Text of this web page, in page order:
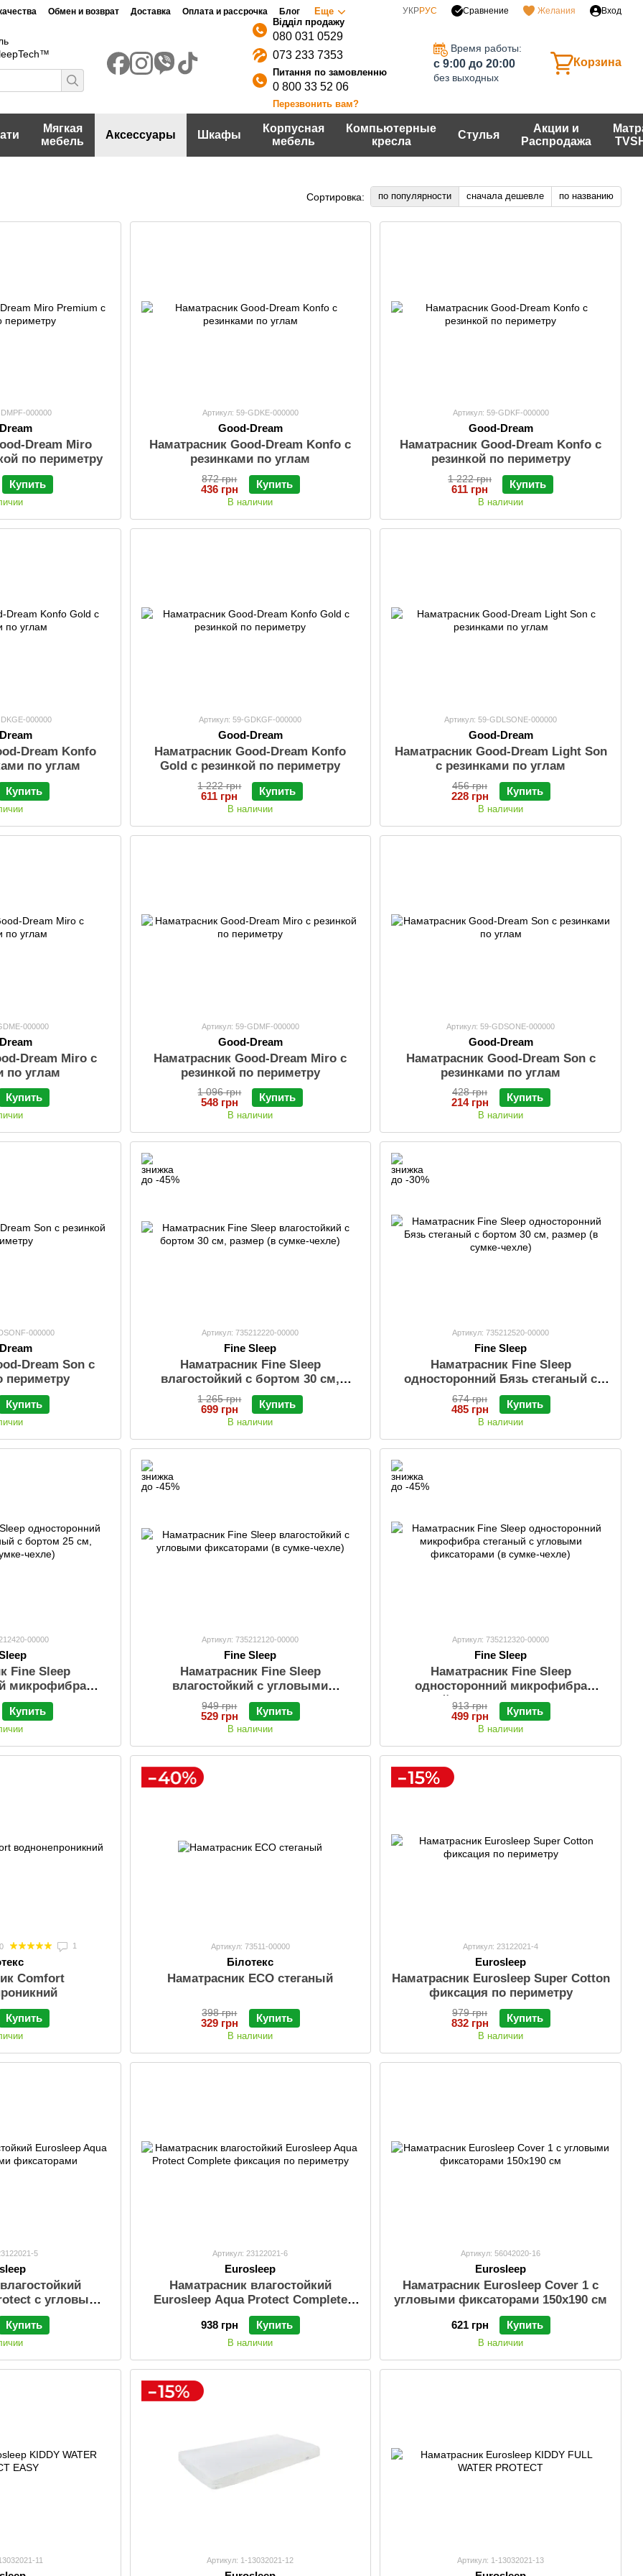
Обмен и возврат Доставка Оплата и рассрочка Блог Еще УКРРУС Сравнение Желания Вход
080 031 0529
073 233 7353
0 800 33 52 06
Перезвонить вам?
Время работы:
c 9:00 до 20:00
без выходных
Корзина
Мягкая
мебель
Аксессуары Шкафы
Корпусная
мебель
Компьютерные
кресла
Стулья
Акции и
Распродажа
Сортировка: по популярности сначала дешевле по названию
000000
Dream Miro
по периметру
Купить
Артикул: 59-GDKE-000000
Good-Dream
Наматрасник Good-Dream Konfo с
резинками по углам
872 грн
436 грн Купить
В наличии
Артикул: 59-GDKF-000000
Good-Dream
Наматрасник Good-Dream Konfo с
резинкой по периметру
1 222 грн
611 грн Купить
В наличии
000000
Dream Konfo
по углам
Купить
Артикул: 59-GDKGF-000000
Good-Dream
Наматрасник Good-Dream Konfo
Gold с резинкой по периметру
1 222 грн
611 грн Купить
В наличии
Артикул: 59-GDLSONE-000000
Good-Dream
Наматрасник Good-Dream Light Son
с резинками по углам
456 грн
228 грн Купить
В наличии
000000
Dream Miro с
по углам
Купить
Артикул: 59-GDMF-000000
Good-Dream
Наматрасник Good-Dream Miro с
резинкой по периметру
1 096 грн
548 грн Купить
В наличии
Артикул: 59-GDSONE-000000
Good-Dream
Наматрасник Good-Dream Son с
резинками по углам
428 грн
214 грн Купить
В наличии
000000
Dream Son с
периметру
Купить
Артикул: 735212220-00000
Fine Sleep
Наматрасник Fine Sleep
влагостойкий с бортом 30 см,
размер (в сумке-чехле)
1 265 грн
699 грн Купить
В наличии
Артикул: 735212520-00000
Fine Sleep
Наматрасник Fine Sleep
односторонний Бязь стеганый с
бортом 30 см, размер (в сумке-
чехле)
674 грн
485 грн Купить
В наличии
00000
Fine Sleep
микрофибра
25 см, размер (в
Купить
Артикул: 735212120-00000
Fine Sleep
Наматрасник Fine Sleep
влагостойкий с угловыми
фиксаторами (в сумке-чехле)
949 грн
529 грн Купить
В наличии
Артикул: 735212320-00000
Fine Sleep
Наматрасник Fine Sleep
односторонний микрофибра
стеганый с угловыми фиксаторами
(в сумке-чехле)
913 грн
499 грн Купить
В наличии
1
Comfort
Купить
Артикул: 73511-00000
Білотекс
Наматрасник ECO стеганый
398 грн
329 грн Купить
В наличии
Артикул: 23122021-4
Eurosleep
Наматрасник Eurosleep Super Cotton
фиксация по периметру
979 грн
832 грн Купить
В наличии
5
с угловыми
Купить
Артикул: 23122021-6
Eurosleep
Наматрасник влагостойкий
Eurosleep Aqua Protect Complete
фиксация по периметру
938 грн Купить
В наличии
Артикул: 56042020-16
Eurosleep
Наматрасник Eurosleep Cover 1 с
угловыми фиксаторами 150х190 см
621 грн Купить
В наличии
11 Артикул: 1-13032021-12 Артикул: 1-13032021-13